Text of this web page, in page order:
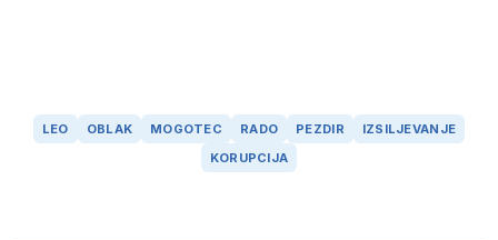
LEO OBLAK MOGOTEC RADO PEZDIR
IZSILJEVANJE
KORUPCIJA